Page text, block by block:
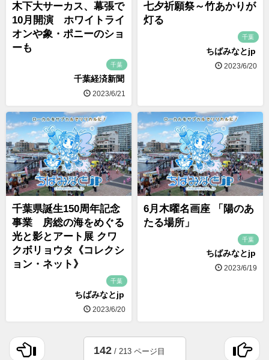
木下大サーカス、幕張で
10月開演 ホワイトライ
オンや象・ポニーのショ
ーも
千葉
千葉経済新聞
2023/6/21
七夕祈願祭～竹あかりが
灯る
千葉
ちばみなとjp
2023/6/20
千葉県誕生150周年記念
事業 房総の海をめぐる
光と影とアート展 クワ
クボリョウタ《コレクシ
ョン・ネット》
千葉
ちばみなとjp
2023/6/20
6月木曜名画座 「陽のあ
たる場所」
千葉
ちばみなとjp
2023/6/19
142/ 213 ページ目